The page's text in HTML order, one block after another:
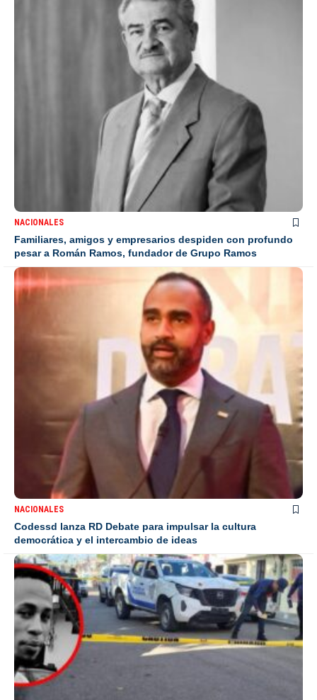
NACIONALES
Familiares, amigos y empresarios despiden con profundo
pesar a Román Ramos, fundador de Grupo Ramos
NACIONALES
Codessd lanza RD Debate para impulsar la cultura
democrática y el intercambio de ideas